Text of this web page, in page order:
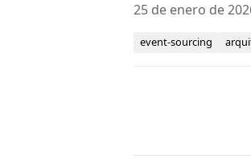
25 de enero de
event-sourcing